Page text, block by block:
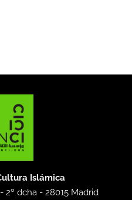
Islámica
2º dcha -28015 Madrid